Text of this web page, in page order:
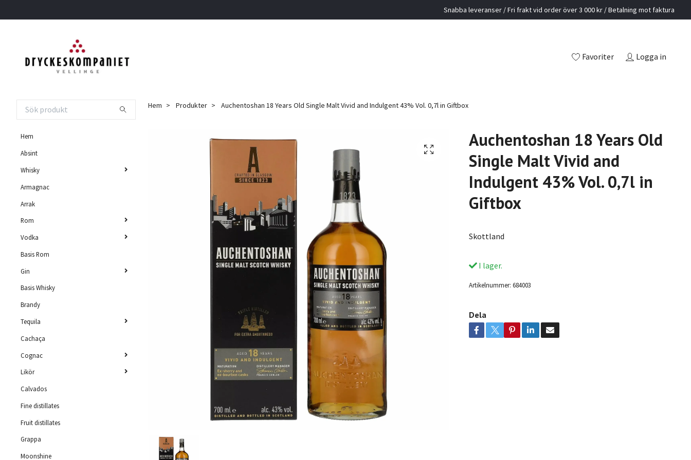
Snabba leveranser / Fri frakt vid order över 3 000 kr / Betalning mot faktura
Favoriter Logga in
Hem
Absint
Whisky
Armagnac
Arrak
Rom
Vodka
Basis Rom
Gin
Basis Whisky
Brandy
Tequila
Cachaça
Cognac
Likör
Calvados
Fine distillates
Fruit distillates
Grappa
Moonshine
Hem Produkter Auchentoshan 18 Years Old Single Malt Vivid and Indulgent 43% Vol. 0,7l in Giftbox
Auchentoshan 18 Years Old
Single Malt Vivid and
Indulgent 43% Vol. 0,7l in
Giftbox
Skottland
I lager.
Artikelnummer: 684003
Dela